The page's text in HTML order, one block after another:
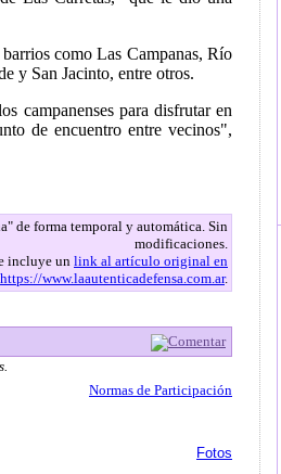
como Las Campanas, Río
y San Jacinto, entre otros.
campanenses para disfrutar en
de encuentro entre vecinos",
de forma temporal y automática. Sin
modificaciones.
incluye un link al artículo original en
https://www.laautenticadefensa.com.ar.
Comentar
Normas de Participación
Fotos